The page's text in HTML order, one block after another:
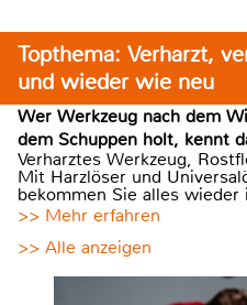
Topthema: Verharzt,
und wieder wie neu
Wer Werkzeug nach dem
dem Schuppen holt, kennt
Verharztes Werkzeug,
Mit Harzlöser und
bekommen Sie alles wieder
>> Mehr erfahren
>> Alle anzeigen